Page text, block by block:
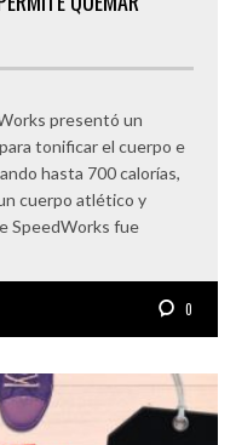
presentó un
tonificar el cuerpo e
hasta 700 calorías,
cuerpo atlético y
SpeedWorks fue
0